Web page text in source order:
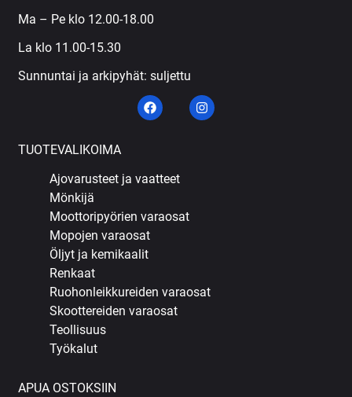
Ma – Pe klo 12.00-18.00
La klo 11.00-15.30
Sunnuntai ja arkipyhät: suljettu
TUOTEVALIKOIMA
Ajovarusteet ja vaatteet
Mönkijä
Moottoripyörien varaosat
Mopojen varaosat
Öljyt ja kemikaalit
Renkaat
Ruohonleikkureiden varaosat
Skoottereiden varaosat
Teollisuus
Työkalut
APUA OSTOKSIIN